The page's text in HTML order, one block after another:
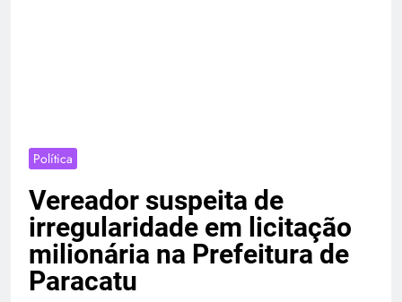
Política
Vereador suspeita de
irregularidade em licitação
milionária na Prefeitura de
Paracatu